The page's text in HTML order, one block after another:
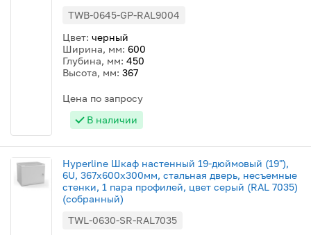
TWB-0645-GP-RAL9004
Цвет: черный
Ширина, мм: 600
Глубина, мм: 450
Высота, мм: 367
Цена по запросу
В наличии
Hyperline Шкаф настенный 19-дюймовый (19"),
6U, 367x600х300мм, стальная дверь, несъемные
стенки, 1 пара профилей, цвет серый (RAL 7035)
(собранный)
TWL-0630-SR-RAL7035